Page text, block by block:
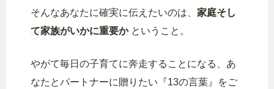
そんなあなたに確実に伝えたいのは、 家庭そし
て家族がいかに重要かということ。
やがて毎日の子育てに奔走することになる、あ
なたとパートナーに贈りたい『13の言葉』をご